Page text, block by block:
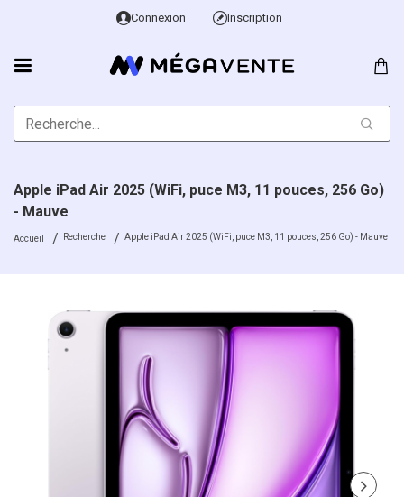
Connexion Inscription
Accueil Recherche Apple iPad Air 2025 (WiFi, puce M3, 11 pouces, 256 Go) - Mauve
Apple iPad Air 2025 (WiFi, puce M3, 11 pouces, 256 Go)
- Mauve